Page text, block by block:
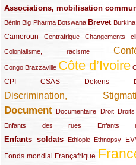
Associations, mobilisation
(65/289)
Bénin
(13/289)Big Pharma
(16/289) Botswana
(9/289) Brevet
(83/289) Burkina
(18/289)
(30/289)
Cameroun
(47/289) Centrafrique
(23/289) Changements
(10/289)
Colonialisme, racisme
(19/289)
(118/289)
Congo Brazzaville
(24/289) Côte d’Ivoire
(263/289)
(13/289)
CPI
(48/289) CSAS
(32/289) Dekens
(29/289)
(19/289)
Discrimination,
(131/289)
Document
(145/289) Documentaire
(9/289) Droit
(20/289)
(22/289)
Enfants des rues
(21/289) Enfants
(10/289)
Enfants soldats
(68/289) Ethiopie
(12/289) Ethnopsy
(15/289)
(55/289)
(22/289)
Fonds mondial
(48/289) Françafrique
(39/289)
(289/289)
(12/289)